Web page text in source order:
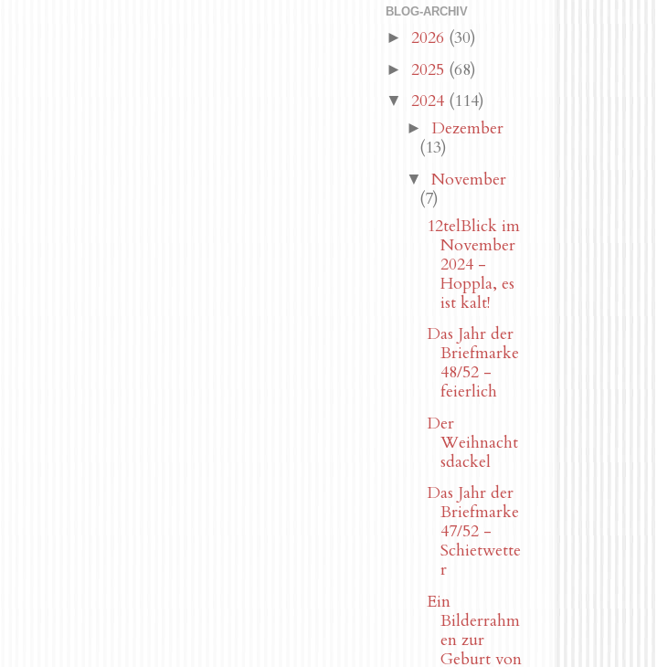
BLOG-ARCHIV
► 2026 (30)
► 2025 (68)
▼ 2024 (114)
► Dezember
(13)
▼ November
(7)
12telBlick im
November
2024 -
Hoppla, es
ist kalt!
Das Jahr der
Briefmarke
48/52 -
feierlich
Der
Weihnacht
sdackel
Das Jahr der
Briefmarke
47/52 -
Schietwette
r
Ein
Bilderrahm
en zur
Geburt von